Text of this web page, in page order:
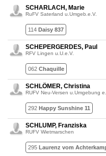
SCHARLACH, Marie
RuFV Saterland u.Umgeb.e.V.
114 Daisy 837
SCHEPERGERDES, Paul
RFV Lingen u.U.e.V.
062 Chaquille
SCHLÖMER, Christina
RUFV Neu-Versen u.Umgebung
292 Happy Sunshine 11
SCHLUMP, Franziska
RUFV Wietmarschen
295 Laurenz vom